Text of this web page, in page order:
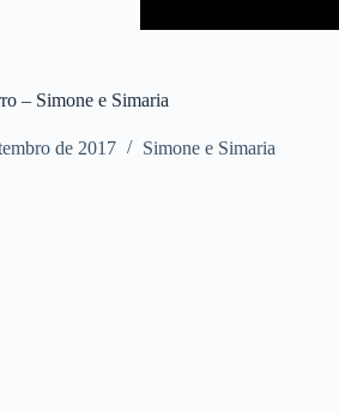
– Simone e Simaria
de 2017 Simone e Simaria